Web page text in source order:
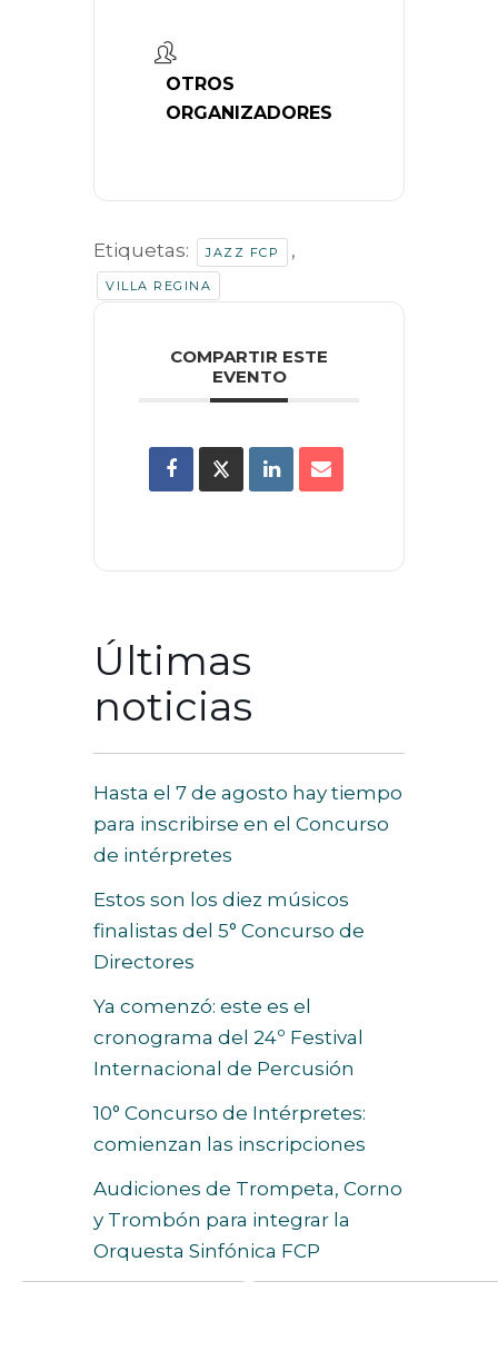
OTROS
ORGANIZADORES
Etiquetas: JAZZ FCP ,
VILLA REGINA
COMPARTIR ESTE
EVENTO
Últimas
noticias
Hasta el 7 de agosto hay tiempo
para inscribirse en el Concurso
de intérpretes
Estos son los diez músicos
finalistas del 5° Concurso de
Directores
Ya comenzó: este es el
cronograma del 24º Festival
Internacional de Percusión
10° Concurso de Intérpretes:
comienzan las inscripciones
Audiciones de Trompeta, Corno
y Trombón para integrar la
Orquesta Sinfónica FCP